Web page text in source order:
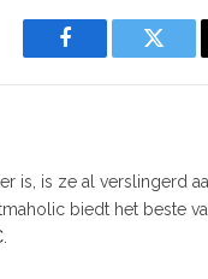
Facebook
is, is ze al verslingerd
biedt het beste